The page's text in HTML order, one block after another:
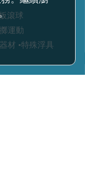
滾球
運動
材 •特殊浮具